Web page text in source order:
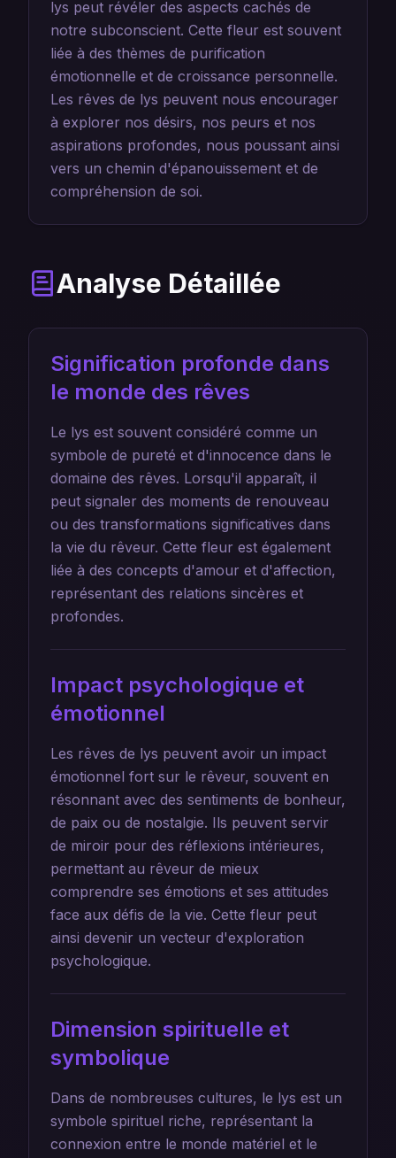
lys peut révéler des aspects cachés de
notre subconscient. Cette fleur est souvent
liée à des thèmes de purification
émotionnelle et de croissance personnelle.
Les rêves de lys peuvent nous encourager
à explorer nos désirs, nos peurs et nos
aspirations profondes, nous poussant ainsi
vers un chemin d'épanouissement et de
compréhension de soi.
Analyse Détaillée
Signification profonde dans
le monde des rêves
Le lys est souvent considéré comme un
symbole de pureté et d'innocence dans le
domaine des rêves. Lorsqu'il apparaît, il
peut signaler des moments de renouveau
ou des transformations significatives dans
la vie du rêveur. Cette fleur est également
liée à des concepts d'amour et d'affection,
représentant des relations sincères et
profondes.
Impact psychologique et
émotionnel
Les rêves de lys peuvent avoir un impact
émotionnel fort sur le rêveur, souvent en
résonnant avec des sentiments de bonheur,
de paix ou de nostalgie. Ils peuvent servir
de miroir pour des réflexions intérieures,
permettant au rêveur de mieux
comprendre ses émotions et ses attitudes
face aux défis de la vie. Cette fleur peut
ainsi devenir un vecteur d'exploration
psychologique.
Dimension spirituelle et
symbolique
Dans de nombreuses cultures, le lys est un
symbole spirituel riche, représentant la
connexion entre le monde matériel et le